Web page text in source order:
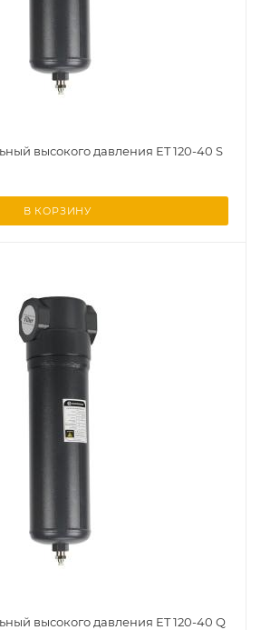
высокого давления ET 120-40 S
В КОРЗИНУ
высокого давления ET 120-40 Q